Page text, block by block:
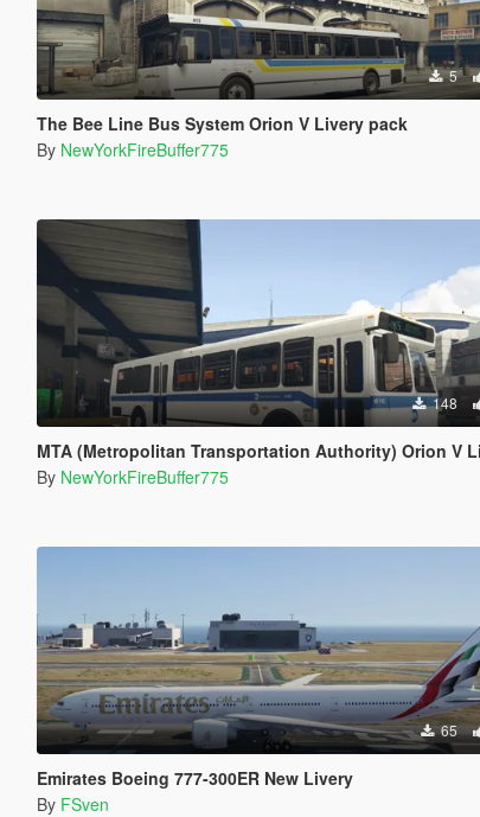
5
The Bee Line Bus System Orion V Livery pack
By NewYorkFireBuffer775
148
MTA (Metropolitan Transportation Authority) Orion V Livery
By NewYorkFireBuffer775
65
Emirates Boeing 777-300ER New Livery
By FSven